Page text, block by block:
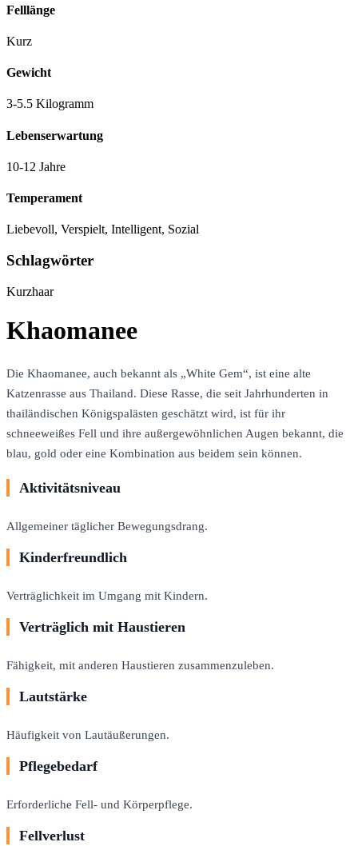
Felllänge
Kurz
Gewicht
3-5.5 Kilogramm
Lebenserwartung
10-12 Jahre
Temperament
Liebevoll, Verspielt, Intelligent, Sozial
Schlagwörter
Kurzhaar
Khaomanee
Die Khaomanee, auch bekannt als „White Gem“, ist eine alte
Katzenrasse aus Thailand. Diese Rasse, die seit Jahrhunderten in
thailändischen Königspalästen geschätzt wird, ist für ihr
schneeweißes Fell und ihre außergewöhnlichen Augen bekannt, die
blau, gold oder eine Kombination aus beidem sein können.
Aktivitätsniveau
Allgemeiner täglicher Bewegungsdrang.
Kinderfreundlich
Verträglichkeit im Umgang mit Kindern.
Verträglich mit Haustieren
Fähigkeit, mit anderen Haustieren zusammenzuleben.
Lautstärke
Häufigkeit von Lautäußerungen.
Pflegebedarf
Erforderliche Fell- und Körperpflege.
Fellverlust